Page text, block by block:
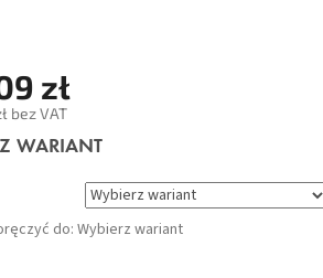
zł
bez VAT
WARIANT
do: Wybierz wariant